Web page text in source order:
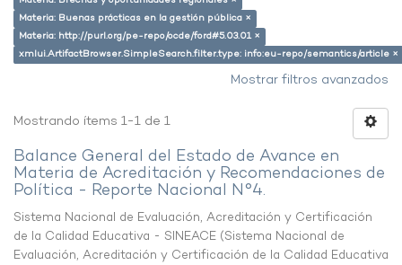
Materia: Buenas prácticas en la gestión pública ×
Materia: http://purl.org/pe-repo/ocde/ford#5.03.01 ×
xmlui.ArtifactBrowser.SimpleSearch.filter.type: info:eu-repo/semantics/article ×
Mostrar filtros avanzados
Mostrando ítems 1-1 de 1
Balance General del Estado de Avance en
Materia de Acreditación y Recomendaciones de
Política - Reporte Nacional N°4.
Sistema Nacional de Evaluación, Acreditación y Certificación
de la Calidad Educativa - SINEACE (Sistema Nacional de
Evaluación, Acreditación y Certificación de la Calidad Educativa